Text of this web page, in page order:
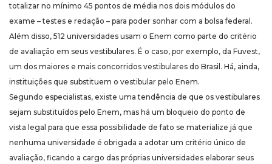
totalizar no mínimo 45 pontos de média nos dois módulos do
exame – testes e redação – para poder sonhar com a bolsa federal.
Além disso, 512 universidades usam o Enem como parte do critério
de avaliação em seus vestibulares. É o caso, por exemplo, da Fuvest,
um dos maiores e mais concorridos vestibulares do Brasil. Há, ainda,
instituições que substituem o vestibular pelo Enem.
Segundo especialistas, existe uma tendência de que os vestibulares
sejam substituídos pelo Enem, mas há um bloqueio do ponto de
vista legal para que essa possibilidade de fato se materialize já que
nenhuma universidade é obrigada a adotar um critério único de
avaliação, ficando a cargo das próprias universidades elaborar seus